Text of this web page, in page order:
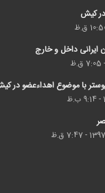
کیش
ایرانی داخل و خارج
با موضوع اهداء‌عضو در